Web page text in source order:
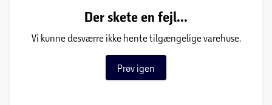
Der skete en fejl...
Vi kunne desværre ikke hente tilgængelige varehuse.
Prøv igen